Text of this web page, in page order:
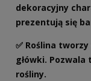
dekoracyjny
prezentują się
✅ Roślina
główki.
rośliny.